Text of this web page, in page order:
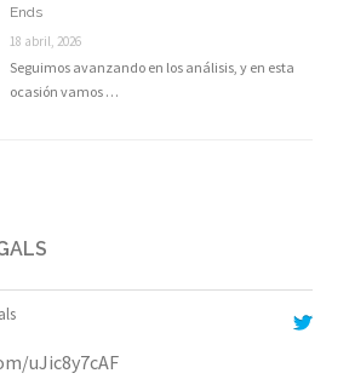
Ends
18 abril, 2026
Seguimos avanzando en los análisis, y en esta
ocasión vamos …
uJic8y7cAF